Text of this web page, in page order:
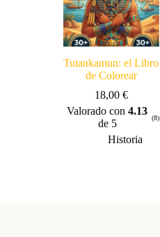
Tutankamun: el Libro
de Colorear
18,00 €
Valorado con4.13
de 5
(8)
Historia